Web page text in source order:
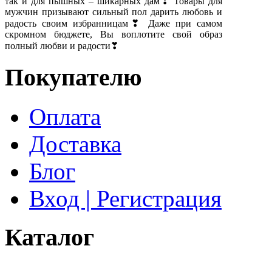
мужчин призывают сильный пол дарить любовь и
радость своим избранницам❣ Даже при самом
скромном бюджете, Вы воплотите свой образ
полный любви и радости❣
Покупателю
Оплата
Доставка
Блог
Вход | Регистрация
Каталог